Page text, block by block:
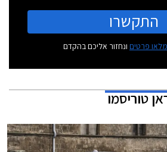
התקשרו
מלאו פרטים ונחזור אליכם בהקדם
טוריסמו